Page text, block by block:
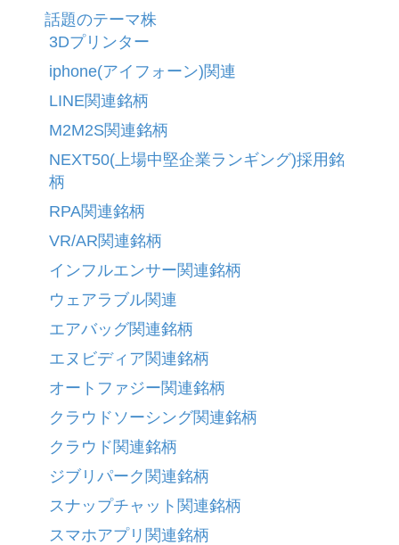
話題のテーマ株
3Dプリンター
iphone(アイフォーン)関連
LINE関連銘柄
M2M2S関連銘柄
NEXT50(上場中堅企業ランギング)採用銘
柄
RPA関連銘柄
VR/AR関連銘柄
インフルエンサー関連銘柄
ウェアラブル関連
エアバッグ関連銘柄
エヌビディア関連銘柄
オートファジー関連銘柄
クラウドソーシング関連銘柄
クラウド関連銘柄
ジブリパーク関連銘柄
スナップチャット関連銘柄
スマホアプリ関連銘柄